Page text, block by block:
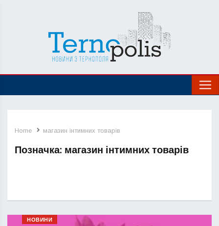
Home магазин інтимних товарів
Позначка: магазин інтимних товарів
НОВИНИ